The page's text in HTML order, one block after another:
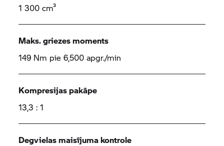
1 300 cm³
Maks. griezes moments
149 Nm pie 6,500 apgr./min
Kompresijas pakāpe
13,3 : 1
Degvielas maisījuma kontrole